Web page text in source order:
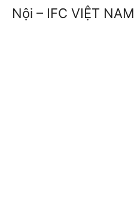
Nội – IFC VIỆT NAM